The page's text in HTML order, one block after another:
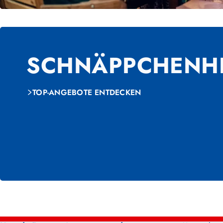
TOP-ANGEBOTE ENTDECKEN